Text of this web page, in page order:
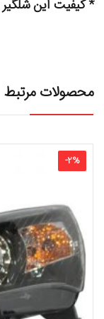
* کیفیت این شلگیر
محصولات مرتبط
-2%